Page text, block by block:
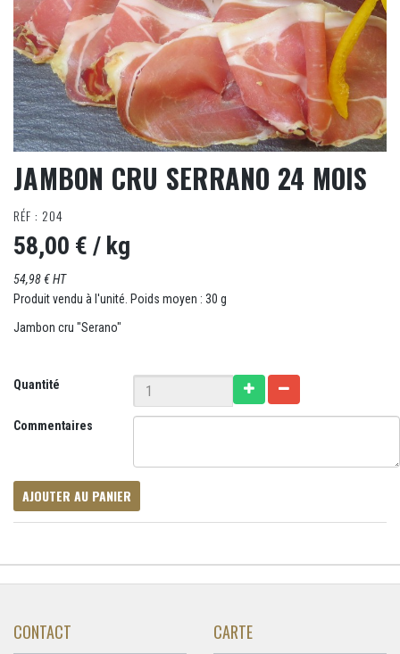
JAMBON CRU SERRANO 24 MOIS
RÉF : 204
58,00 € / kg
54,98 € HT
Produit vendu à l'unité. Poids moyen : 30 g
Jambon cru "Serano"
Quantité
Commentaires
AJOUTER AU PANIER
CONTACT CARTE